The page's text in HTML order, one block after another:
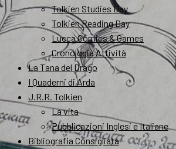
Tolkien Studies Day
Tolkien Reading Day
Lucca Comics & Games
Cronologia Attività
La Tana del Drago
I Quaderni di Arda
J.R.R. Tolkien
La vita
Pubblicazioni Inglesi e Italiane
Bibliografia Consigliata